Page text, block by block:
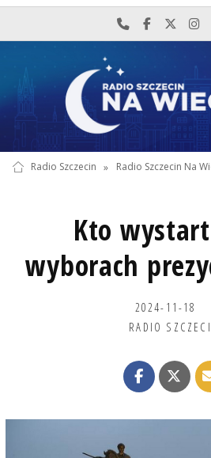
Najlepiej po
Odwiedź
Radio Szczecin » Radio Szczecin Na
Kto
wyborach
2024-11-18
RADIO